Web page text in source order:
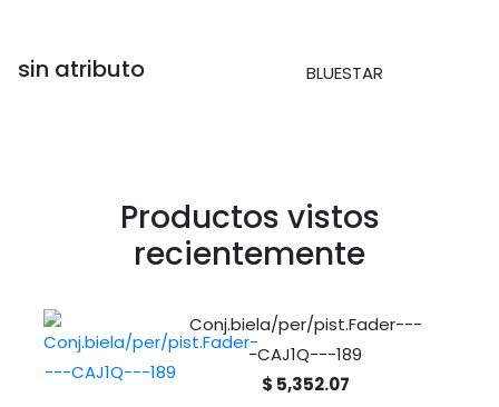
sin atributo BLUESTAR
Productos vistos
recientemente
Conj.biela/per/pist.Fader---
-CAJ1Q---189
$ 5,352.07